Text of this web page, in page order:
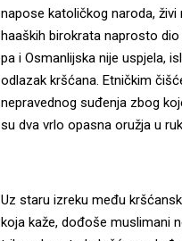
napose katoličkog naroda,
haaških birokrata naprosto
pa i Osmanlijska nije uspjela,
odlazak kršćana. Etničkim
nepravednog suđenja zbog
su dva vrlo opasna oružja u
Uz staru izreku među
koja kaže, dođoše muslimani